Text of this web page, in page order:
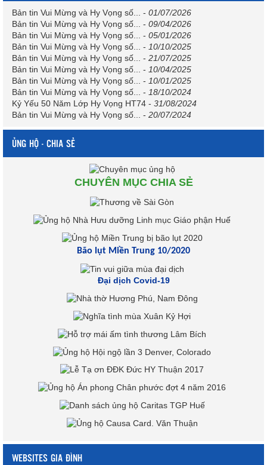
Bản tin Vui Mừng và Hy Vọng số... - 01/07/2026
Bản tin Vui Mừng và Hy Vọng số... - 09/04/2026
Bản tin Vui Mừng và Hy Vọng số... - 05/01/2026
Bản tin Vui Mừng và Hy Vọng số... - 10/10/2025
Bản tin Vui Mừng và Hy Vọng số... - 21/07/2025
Bản tin Vui Mừng và Hy Vọng số... - 10/04/2025
Bản tin Vui Mừng và Hy Vọng số... - 10/01/2025
Bản tin Vui Mừng và Hy Vọng số... - 18/10/2024
Kỷ Yếu 50 Năm Lớp Hy Vọng HT74 - 31/08/2024
Bản tin Vui Mừng và Hy Vọng số... - 20/07/2024
ỦNG HỘ - CHIA SẺ
CHUYÊN MỤC CHIA SẺ
Bão lụt Miền Trung 10/2020
Đại dịch Covid-19
WEBSITES GIA ĐÌNH